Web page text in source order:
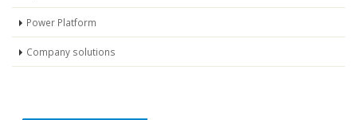
Power Platform
Company solutions